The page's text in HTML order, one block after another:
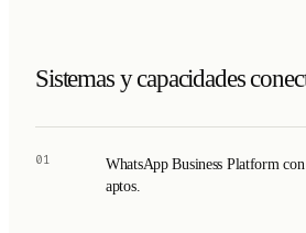
Sistemas y capacidades
01
WhatsApp Business Platform
aptos.